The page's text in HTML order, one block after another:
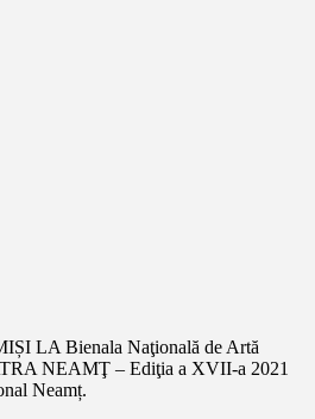
LA Bienala Naţională de Artă
NEAMŢ – Ediţia a XVII-a 2021
Neamț.